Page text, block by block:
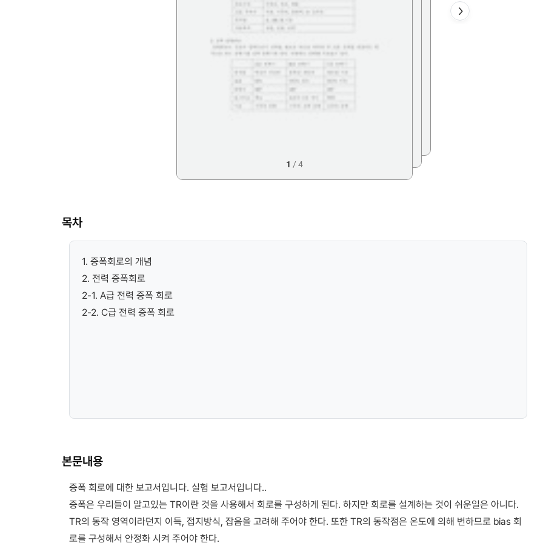
1 / 4
목차
1. 증폭회로의 개념
2. 전력 증폭회로
2-1. A급 전력 증폭 회로
2-2. C급 전력 증폭 회로
본문내용
증폭 회로에 대한 보고서입니다. 실험 보고서입니다..
증폭은 우리들이 알고있는 TR이란 것을 사용해서 회로를 구성하게 된다. 하지만 회로를 설계하는 것이 쉬운일은 아니다.
TR의 동작 영역이라던지 이득, 접지방식, 잡음을 고려해 주어야 한다. 또한 TR의 동작점은 온도에 의해 변하므로 bias 회
로를 구성해서 안정화 시켜 주어야 한다.